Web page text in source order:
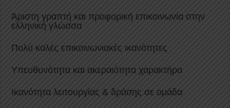
Άριστη γραπτή και προφορική επικοινωνία στην
ελληνική γλώσσα
Πολύ καλές επικοινωνιακές ικανότητες
Υπευθυνότητα και ακεραιότητα χαρακτήρα
Ικανότητα λειτουργίας & δράσης σε ομάδα